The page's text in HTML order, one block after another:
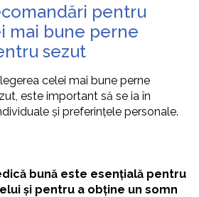
pentru
mai bune perne
sezut
celei mai bune perne
este important să se ia în
și preferințele personale.
bună este esențială pentru
și pentru a obține un somn